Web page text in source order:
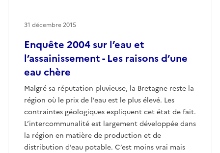
Enquête 2004 sur l’eau et
l’assainissement - Les raisons d’une
eau chère
Malgré sa réputation pluvieuse, la Bretagne reste la
région où le prix de l’eau est le plus élevé. Les
contraintes géologiques expliquent cet état de fait.
L’intercommunalité est largement développée dans
la région en matière de production et de
distribution d’eau potable. C’est moins vrai mais
31 décembre 2015